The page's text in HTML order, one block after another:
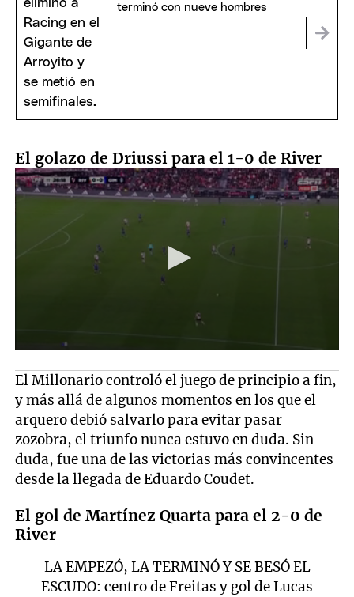
terminó con nueve hombres
El golazo de Driussi para el 1-0 de River
El Millonario controló el juego de principio a fin,
y más allá de algunos momentos en los que el
arquero debió salvarlo para evitar pasar
zozobra, el triunfo nunca estuvo en duda. Sin
duda, fue una de las victorias más convincentes
desde la llegada de Eduardo Coudet.
El gol de Martínez Quarta para el 2-0 de
River
LA EMPEZÓ, LA TERMINÓ Y SE BESÓ EL
ESCUDO: centro de Freitas y gol de Lucas